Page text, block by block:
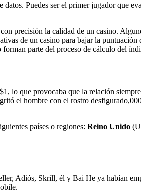
Puedes ser el primer jugador que
precisión la calidad de un casino.
de un casino para bajar la
parte del proceso de cálculo del
lo que provocaba que la relación
el hombre con el rostro
países o regiones: Reino Unido
Adiós, Skrill, él y Bai He ya habían